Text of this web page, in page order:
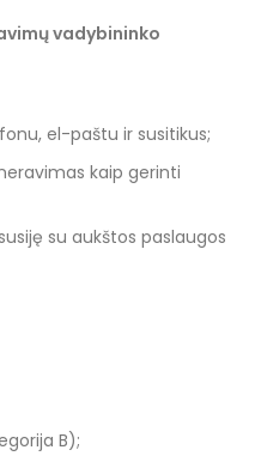
vadybininko
el-paštu ir susitikus;
kaip gerinti
su aukštos paslaugos
B);